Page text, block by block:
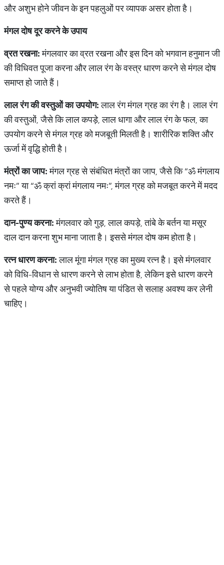
और अशुभ होने जीवन के इन पहलुओं पर व्यापक असर होता है।
मंगलदोषदूरकरनेकेउपाय
व्रतरखना:मंगलवार का व्रत रखना और इस दिन को भगवान हनुमान जी
की विधिवत पूजा करना और लाल रंग के वस्त्र धारण करने से मंगल दोष
समाप्त हो जाते हैं।
लालरंगकीवस्तुओंकाउपयोग:लाल रंग मंगल ग्रह का रंग है। लाल रंग
की वस्तुओं, जैसे कि लाल कपड़े, लाल धागा और लाल रंग के फल, का
उपयोग करने से मंगल ग्रह को मजबूती मिलती है। शारीरिक शक्ति और
ऊर्जा में वृद्धि होती है।
मंत्रोंकाजाप:मंगल ग्रह से संबंधित मंत्रों का जाप, जैसे कि “ॐ मंगलाय
नमः” या “ॐ क्रां क्रां मंगलाय नमः”, मंगल ग्रह को मजबूत करने में मदद
करते हैं।
दान-पुण्यकरना:मंगलवार को गुड़, लाल कपड़े, तांबे के बर्तन या मसूर
दाल दान करना शुभ माना जाता है। इससे मंगल दोष कम होता है।
रत्नधारणकरना:लाल मूंगा मंगल ग्रह का मुख्य रत्न है। इसे मंगलवार
को विधि-विधान से धारण करने से लाभ होता है, लेकिन इसे धारण करने
से पहले योग्य और अनुभवी ज्योतिष या पंडित से सलाह अवश्य कर लेनी
चाहिए।